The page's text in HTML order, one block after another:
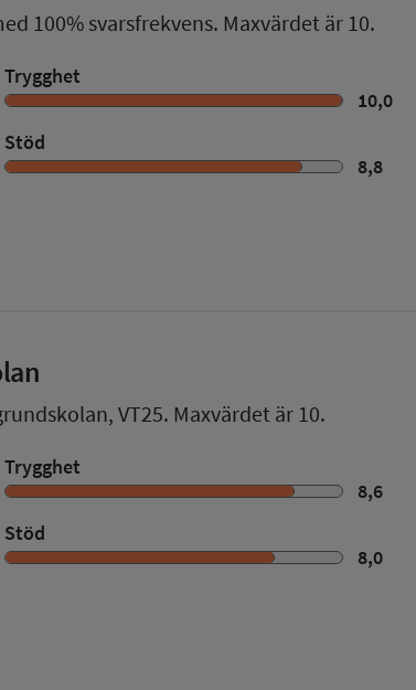
100% svarsfrekvens. Maxvärdet är 10.
Trygghet
10,0
Stöd
8,8
VT25. Maxvärdet är 10.
Trygghet
8,6
Stöd
8,0